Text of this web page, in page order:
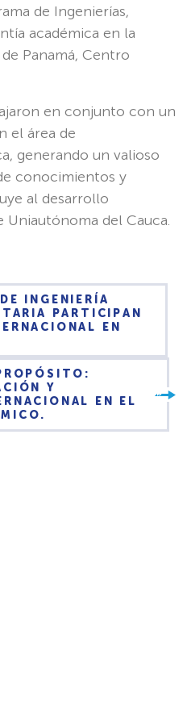
de Ingenierías,
académica en la
Panamá, Centro
en conjunto con un
el área de
generando un valioso
conocimientos y
al desarrollo
del Cauca.
INGENIERÍA
PARTICIPAN
EN
Y
EN EL